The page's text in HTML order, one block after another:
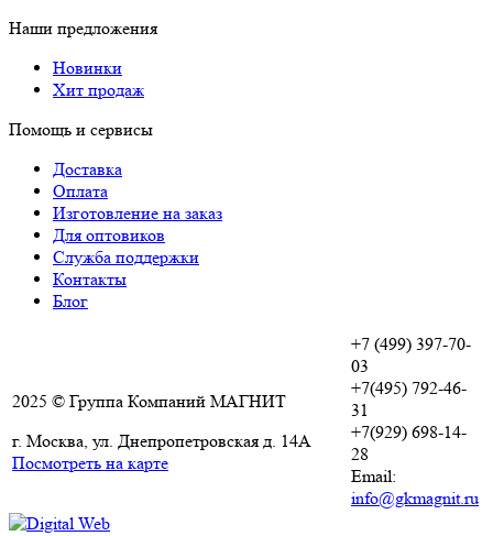
Наши предложения
Новинки
Хит продаж
Помощь и сервисы
Доставка
Оплата
Изготовление на заказ
Для оптовиков
Служба поддержки
Контакты
Блог
2025 © Группа Компаний МАГНИТ
г. Москва, ул. Днепропетровская д. 14А
Посмотреть на карте
+7 (499) 397-70-
03
+7(495) 792-46-
31
+7(929) 698-14-
28
Email:
info@gkmagnit.ru